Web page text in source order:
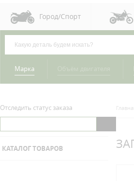
Город/Спорт
Марка
Отследить статус заказа
КАТАЛОГ ТОВАРОВ